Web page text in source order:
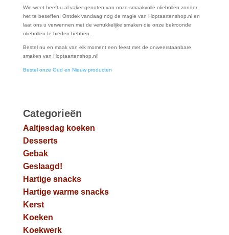
Wie weet heeft u al vaker genoten van onze smaakvolle oliebollen zonder
het te beseffen! Ontdek vandaag nog de magie van Hoptaartenshop.nl en
laat ons u verwennen met de verrukkelijke smaken die onze bekroonde
oliebollen te bieden hebben.
Bestel nu en maak van elk moment een feest met de onweerstaanbare
smaken van Hoptaartenshop.nl!
Bestel onze Oud en Nieuw producten
Categorieën
Aaltjesdag koeken
Desserts
Gebak
Geslaagd!
Hartige snacks
Hartige warme snacks
Kerst
Koeken
Koekwerk